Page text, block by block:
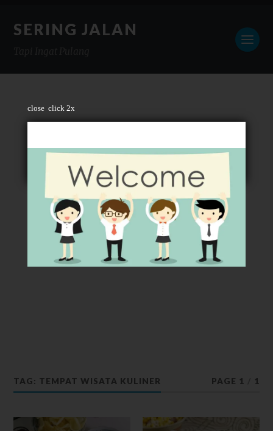
close click 2x
SERING JALAN
TAG: TEMPAT WISATA KULINER PAGE 1 1